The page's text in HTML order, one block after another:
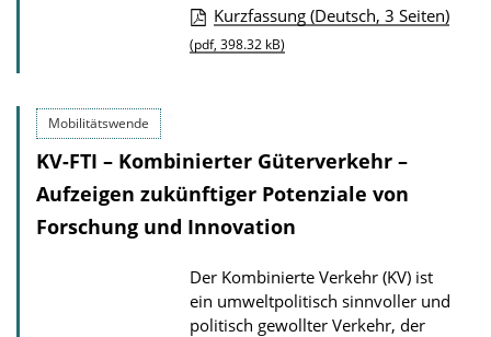
P
u
c
a
t
o
n
Kurzfassung (Deutsch, 3 Seiten)
(pdf, 398.32 kB)
Mobilitätswende
KV-FTI – Kombinierter Güterverkehr –
Aufzeigen zukünftiger Potenziale von
Forschung und Innovation
Der Kombinierte Verkehr (KV) ist
ein umweltpolitisch sinnvoller und
politisch gewollter Verkehr, der